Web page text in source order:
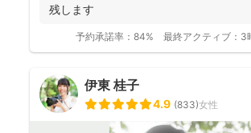
残します
予約承諾率： 84% 最終アクティブ： 3
伊東 桂子
4.9 (833)女性